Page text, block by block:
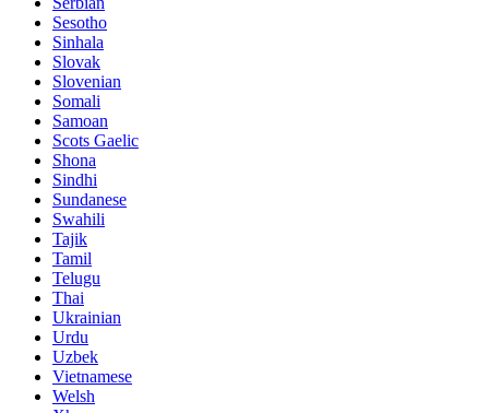
Sesotho
Sinhala
Slovak
Slovenian
Somali
Samoan
Scots Gaelic
Shona
Sindhi
Sundanese
Swahili
Tajik
Tamil
Telugu
Thai
Ukrainian
Urdu
Uzbek
Vietnamese
Welsh